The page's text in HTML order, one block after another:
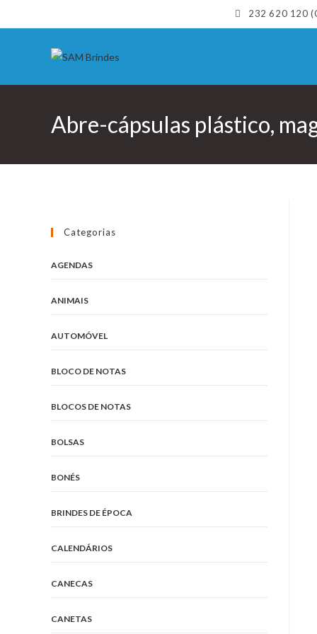
to
232 620 120
Abre-cápsulas plástico,
Categorias
AGENDAS
ANIMAIS
AUTOMÓVEL
BLOCO DE NOTAS
BLOCOS DE NOTAS
BOLSAS
BONÉS
BRINDES DE ÉPOCA
CALENDÁRIOS
CANECAS
CANETAS